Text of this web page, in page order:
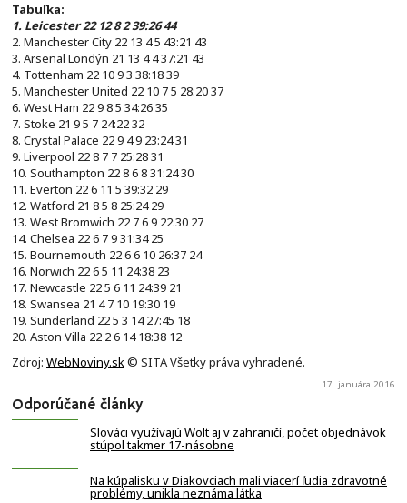
Tabuľka:
1. Leicester 22 12 8 2 39:26 44
2. Manchester City 22 13 4 5 43:21 43
3. Arsenal Londýn 21 13 4 4 37:21 43
4. Tottenham 22 10 9 3 38:18 39
5. Manchester United 22 10 7 5 28:20 37
6. West Ham 22 9 8 5 34:26 35
7. Stoke 21 9 5 7 24:22 32
8. Crystal Palace 22 9 4 9 23:24 31
9. Liverpool 22 8 7 7 25:28 31
10. Southampton 22 8 6 8 31:24 30
11. Everton 22 6 11 5 39:32 29
12. Watford 21 8 5 8 25:24 29
13. West Bromwich 22 7 6 9 22:30 27
14. Chelsea 22 6 7 9 31:34 25
15. Bournemouth 22 6 6 10 26:37 24
16. Norwich 22 6 5 11 24:38 23
17. Newcastle 22 5 6 11 24:39 21
18. Swansea 21 4 7 10 19:30 19
19. Sunderland 22 5 3 14 27:45 18
20. Aston Villa 22 2 6 14 18:38 12
Zdroj: WebNoviny.sk© SITA Všetky práva vyhradené.
17. januára 2016
Odporúčané články
Slováci využívajú Wolt aj v zahraničí, počet objednávok
stúpol takmer 17-násobne
Na kúpalisku v Diakovciach mali viacerí ľudia zdravotné
problémy, unikla neznáma látka